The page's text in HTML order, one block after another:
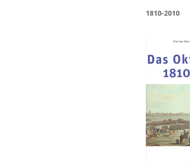
1810-2010